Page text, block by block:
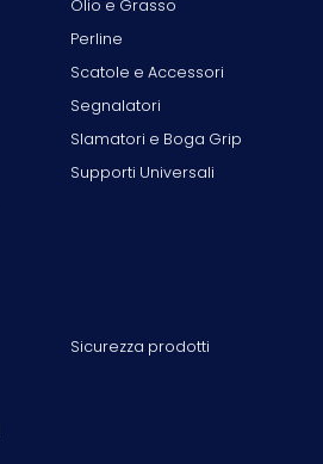
Olio e Grasso
Perline
Scatole e Accessori
Segnalatori
Slamatori e Boga Grip
Supporti Universali
Sicurezza prodotti